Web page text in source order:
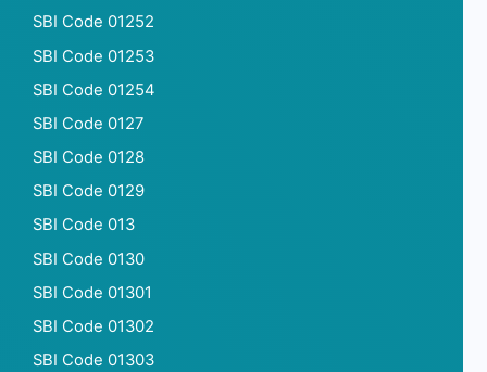
SBI Code 01252
SBI Code 01253
SBI Code 01254
SBI Code 0127
SBI Code 0128
SBI Code 0129
SBI Code 013
SBI Code 0130
SBI Code 01301
SBI Code 01302
SBI Code 01303